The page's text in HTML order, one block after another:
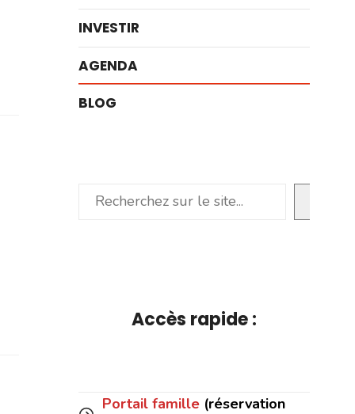
INVESTIR
AGENDA
BLOG
Rechercher
Accès rapide :
Portail famille (réservation